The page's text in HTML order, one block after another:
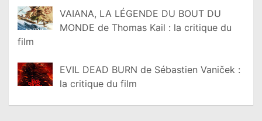
VAIANA, LA LÉGENDE DU BOUT DU
MONDE de Thomas Kail : la critique du
film
EVIL DEAD BURN de Sébastien Vaniček :
la critique du film